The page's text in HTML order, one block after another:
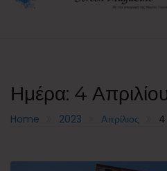
Ημέρα: 4
Home 2023 Απρίλιος 4